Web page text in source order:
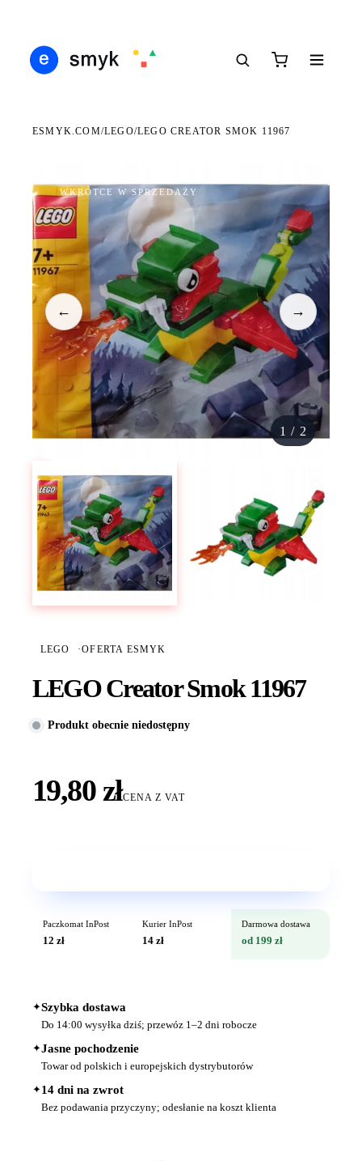
ESMYK.COM/LEGO/LEGO CREATOR SMOK 11967
WKRÓTCE W SPRZEDAŻY
← →
1 / 2
LEGO ·OFERTA ESMYK
LEGO Creator Smok 11967
Produkt obecnie niedostępny
19,80 złCENA Z VAT
Paczkomat InPost
12 zł
Kurier InPost
14 zł
Darmowa dostawa
od 199 zł
✦Szybka dostawa
Do 14:00 wysyłka dziś; przewóz 1–2 dni robocze
✦Jasne pochodzenie
Towar od polskich i europejskich dystrybutorów
✦14 dni na zwrot
Bez podawania przyczyny; odesłanie na koszt klienta